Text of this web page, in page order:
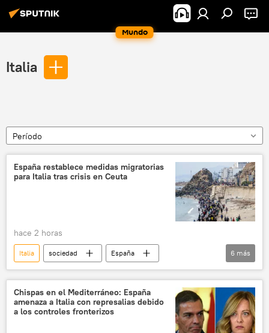
Mundo
Italia
Período
España restablece medidas migratorias
para Italia tras crisis en Ceuta
hace 2 horas
Italia sociedad
España
Schengen
seguridad
Ceuta
España
📰 Crisis migratoria en Ceuta
Unión Europea (UE)
🌍 Europa
6 más
Chispas en el Mediterráneo: España
amenaza a Italia con represalias debido
a los controles fronterizos